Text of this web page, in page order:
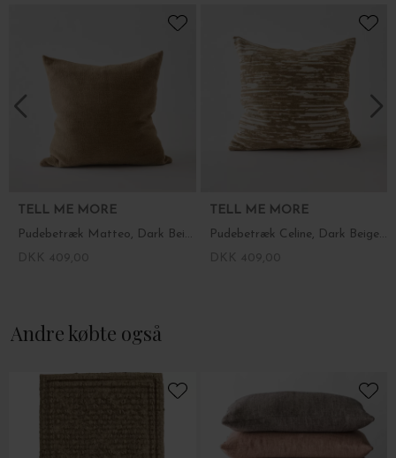
TELL ME MORE
Pudebetræk Matteo, Dark Beige 50*50
TELL ME MORE
Pudebetræk Celine, Dark Beige/Off White 50*50
Andre købte også